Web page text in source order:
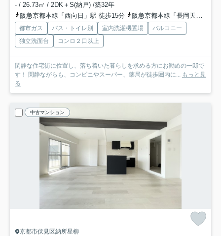
- / 26.73㎡ / 2DK＋S(納戸) /築32年
阪急京都本線「西向日」駅 徒歩15分
阪急京都本線「長岡天神」駅 徒歩24分
都市ガス バス・トイレ別 室内洗濯機置場
バルコニー
独立洗面台
コンロ２口以上
閑静な住宅街に位置し、落ち着いた暮らしを求める方にお勧めの一邸で
す！ 閑静ながらも、コンビニやスーパー、薬局が徒歩圏内に... もっと見
る
中古マンション
京都市伏見区納所星柳